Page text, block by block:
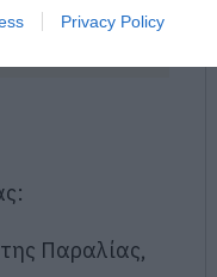
Privacy Policy
Παραλίας,